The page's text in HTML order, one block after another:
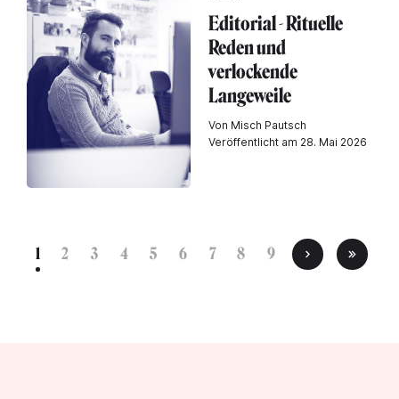
Editorial - Rituelle
Reden und
verlockende
Langeweile
Von Misch Pautsch
Veröffentlicht am 28. Mai 2026
1 2 3 4 5 6 7 8 9